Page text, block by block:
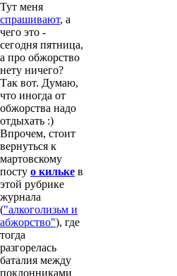
Тут меня
спрашивают, а
чего это -
сегодня пятница,
а про обжорство
нету ничего?
Так вот. Думаю,
что иногда от
обжорства надо
отдыхать :)
Впрочем, стоит
вернуться к
мартовскому
посту о кильке в
этой рубрике
журнала
("алкоголизьм и
абжорство"), где
тогда
разгорелась
баталия между
поклонниками